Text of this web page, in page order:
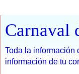
Carnaval
Toda la información
información de tu